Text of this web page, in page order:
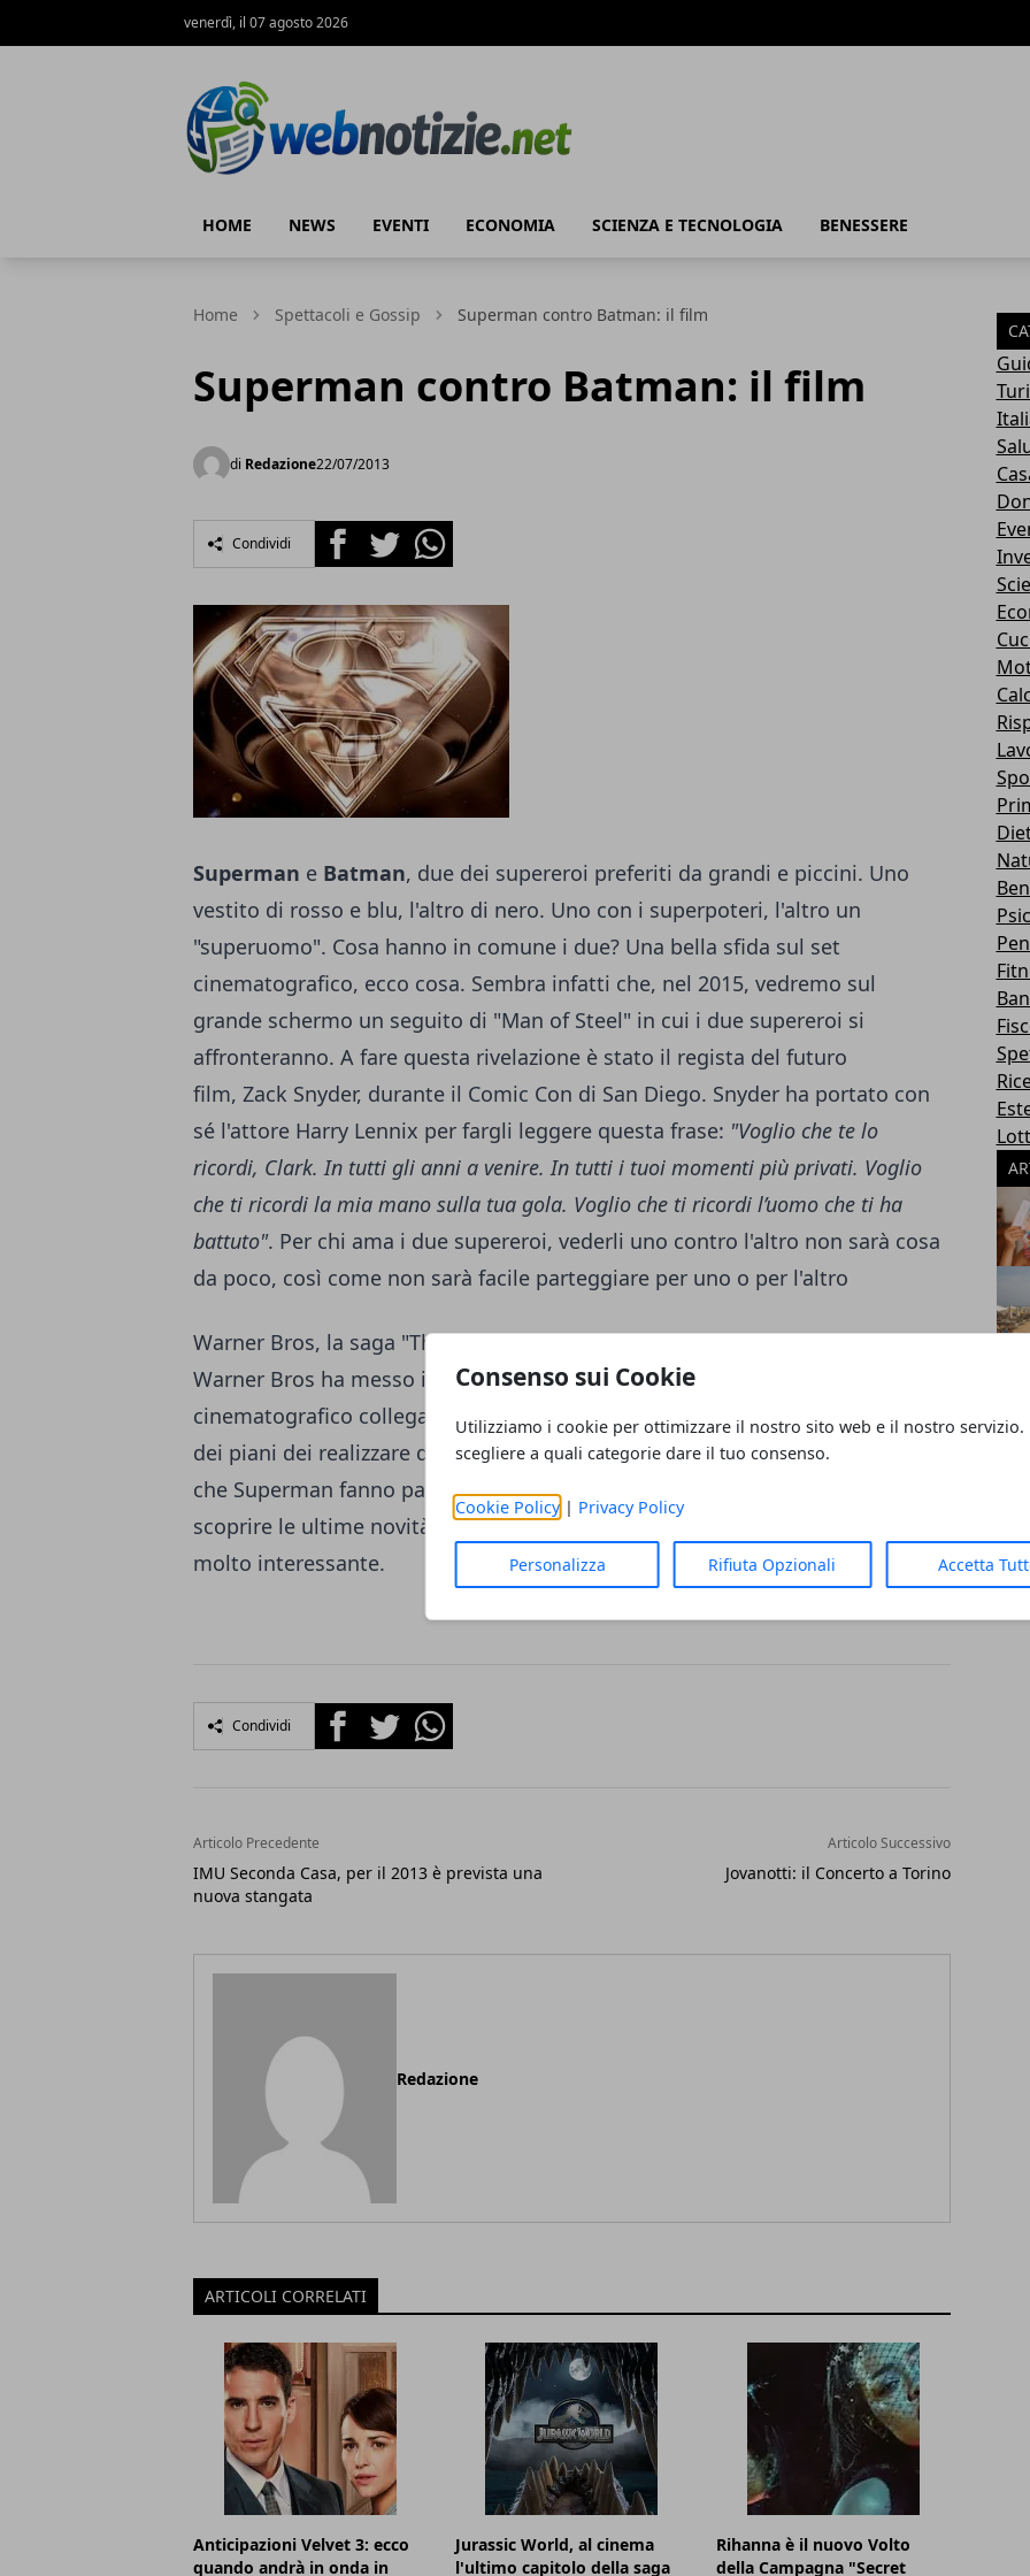
Consenso sui Cookie
Utilizziamo i cookie per ottimizzare il nostro sito web e il nostro servizio.
scegliere a quali categorie dare il tuo consenso.
Cookie Policy| Privacy Policy
Personalizza Rifiuta Opzionali Accetta
venerdì, il 07 agosto 2026
HOME NEWS EVENTI ECONOMIA SCIENZA E TECNOLOGIA BENESSERE
Home Spettacoli e Gossip Superman contro Batman: il film
Superman contro Batman: il film
di Redazione22/07/2013
Condividi FacebookTwitterWhatsapp
Superman e Batman, due dei supereroi preferiti da grandi e piccini. Uno
vestito di rosso e blu, l'altro di nero. Uno con i superpoteri, l'altro un
"superuomo". Cosa hanno in comune i due? Una bella sfida sul set
cinematografico, ecco cosa. Sembra infatti che, nel 2015, vedremo sul
grande schermo un seguito di "Man of Steel" in cui i due supereroi si
affronteranno. A fare questa rivelazione è stato il regista del futuro
film, Zack Snyder, durante il Comic Con di San Diego. Snyder ha portato con
sé l'attore Harry Lennix per fargli leggere questa frase: "Voglio che te lo
ricordi, Clark. In tutti gli anni a venire. In tutti i tuoi momenti più privati. Voglio
che ti ricordi la mia mano sulla tua gola. Voglio che ti ricordi l’uomo che ti ha
battuto". Per chi ama i due supereroi, vederli uno contro l'altro non sarà cosa
da poco, così come non sarà facile parteggiare per uno o per l'altro
Warner Bros, la saga "The Man of Steel"
Warner Bros ha messo in chiaro che sperare di costruire un intero universo
cinematografico collegata ai film della serie "The Man of Steel", con in più
dei piani dei realizzare dei film su tutta la Justice League (di cui sia Batman
che Superman fanno parte. Fonte:Wikipedia
scoprire le ultime novità in merito a questo film che, già da ora, si rivela
molto interessante.
Condividi FacebookTwitterWhatsapp
Articolo Precedente
IMU Seconda Casa, per il 2013 è prevista una
nuova stangata
Articolo Successivo
Jovanotti: il Concerto a Torino
Redazione
ARTICOLI CORRELATI
Anticipazioni Velvet 3: ecco
quando andrà in onda in
Jurassic World, al cinema
l'ultimo capitolo della saga
Rihanna è il nuovo Volto
della Campagna "Secret